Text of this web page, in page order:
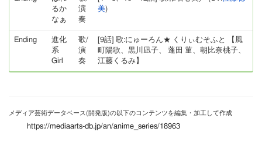
るか
なぁ
演
奏
美)
Ending
進化
系
Girl
歌/
演
奏
[9話] 歌:にゅーろん★ くりぃむそふと 【風
町陽歌、黒川凪子、 蓬田 菫、朝比奈桃子、
江藤くるみ】
メディア芸術データベース(開発版)の以下のコンテンツを編集・加工して作成
https://mediaarts-db.jp/an/anime_series/18963